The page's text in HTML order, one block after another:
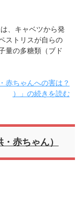
、キャベツから発
ストリスが自らの
量の多糖類（ブド
赤ちゃんへの害は？
）」の続きを読む
赤ちゃん）